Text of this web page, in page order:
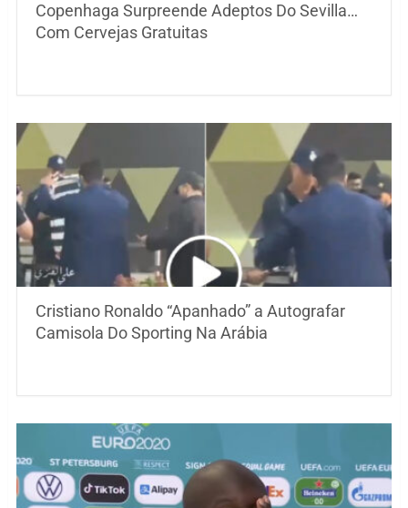
Copenhaga Surpreende Adeptos Do Sevilla…
Com Cervejas Gratuitas
Cristiano Ronaldo “Apanhado” a Autografar
Camisola Do Sporting Na Arábia